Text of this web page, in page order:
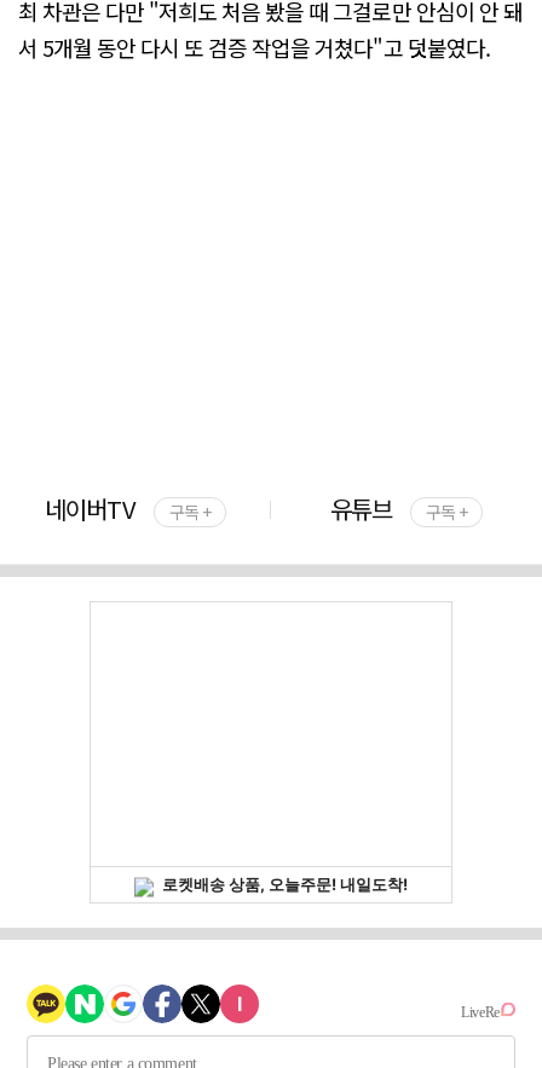
최 차관은 다만 "저희도 처음 봤을 때 그걸로만 안심이 안 돼
서 5개월 동안 다시 또 검증 작업을 거쳤다"고 덧붙였다.
네이버TV 구독 + 유튜브 구독 +